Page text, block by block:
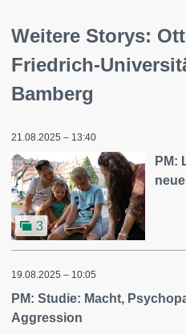
Weitere Storys:
Friedrich-
Bamberg
21.08.2025 – 13:40
3
PM:
19.08.2025 – 10:05
PM: Studie: Macht,
Aggression